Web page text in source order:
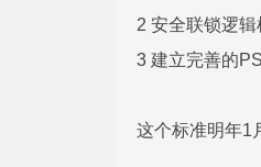
2 安全联锁逻辑
3 建立完善的
这个标准明年1